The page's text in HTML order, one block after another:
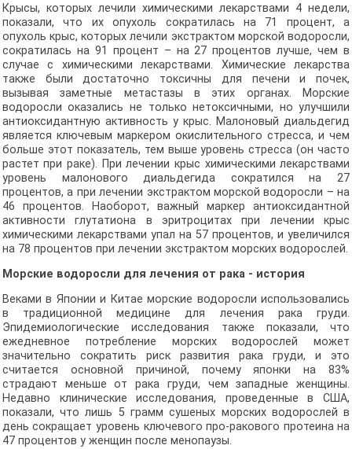
Крысы, которых лечили химическими лекарствами 4 недели,
показали, что их опухоль сократилась на 71 процент, а
опухоль крыс, которых лечили экстрактом морской водоросли,
сократилась на 91 процент – на 27 процентов лучше, чем в
случае с химическими лекарствами. Химические лекарства
также были достаточно токсичны для печени и почек,
вызывая заметные метастазы в этих органах. Морские
водоросли оказались не только нетоксичными, но улучшили
антиоксидантную активность у крыс. Малоновый диальдегид
является ключевым маркером окислительного стресса, и чем
больше этот показатель, тем выше уровень стресса (он часто
растет при раке). При лечении крыс химическими лекарствами
уровень малонового диальдегида сократился на 27
процентов, а при лечении экстрактом морской водоросли – на
46 процентов. Наоборот, важный маркер антиоксидантной
активности глутатиона в эритроцитах при лечении крыс
химическими лекарствами упал на 57 процентов, и увеличился
на 78 процентов при лечении экстрактом морских водорослей.
Морские водоросли для лечения от рака - история
Веками в Японии и Китае морские водоросли использовались
в традиционной медицине для лечения рака груди.
Эпидемиологические исследования также показали, что
ежедневное потребление морских водорослей может
значительно сократить риск развития рака груди, и это
считается основной причиной, почему японки на 83%
страдают меньше от рака груди, чем западные женщины.
Недавно клинические исследования, проведенные в США,
показали, что лишь 5 грамм сушеных морских водорослей в
день сокращает уровень ключевого про-ракового протеина на
47 процентов у женщин после менопаузы.